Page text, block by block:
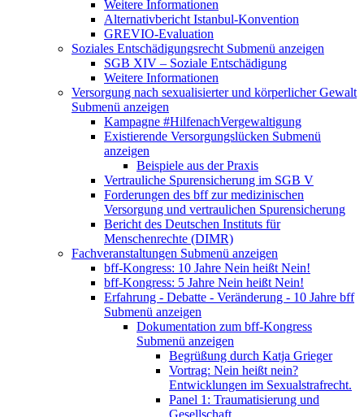
Weitere Informationen
Alternativbericht Istanbul-Konvention
GREVIO-Evaluation
Soziales Entschädigungsrecht Submenü anzeigen
SGB XIV – Soziale Entschädigung
Weitere Informationen
Versorgung nach sexualisierter und körperlicher Gewalt
Submenü anzeigen
Kampagne #HilfenachVergewaltigung
Existierende Versorgungslücken Submenü
anzeigen
Beispiele aus der Praxis
Vertrauliche Spurensicherung im SGB V
Forderungen des bff zur medizinischen
Versorgung und vertraulichen Spurensicherung
Bericht des Deutschen Instituts für
Menschenrechte (DIMR)
Fachveranstaltungen Submenü anzeigen
bff-Kongress: 10 Jahre Nein heißt Nein!
bff-Kongress: 5 Jahre Nein heißt Nein!
Erfahrung - Debatte - Veränderung - 10 Jahre bff
Submenü anzeigen
Dokumentation zum bff-Kongress
Submenü anzeigen
Begrüßung durch Katja Grieger
Vortrag: Nein heißt nein?
Entwicklungen im Sexualstrafrecht.
Panel 1: Traumatisierung und
Gesellschaft